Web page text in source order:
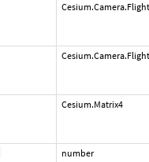
Cesium.Matrix4
number